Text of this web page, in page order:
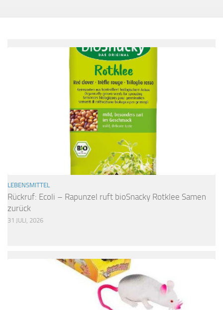
LEBENSMITTEL
Rückruf: Ecoli – Rapunzel ruft bioSnacky Rotklee Samen
zurück
31 JULI, 2026